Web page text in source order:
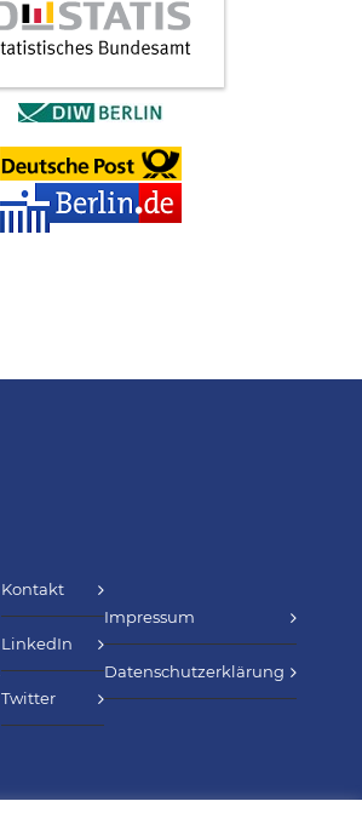
Kontakt
LinkedIn
Twitter
Impressum
Datenschutzerklärung